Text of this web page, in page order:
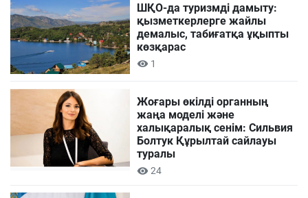
ШҚО-да туризмді дамыту:
қызметкерлерге жайлы
демалыс, табиғатқа ұқыпты
көзқарас
1
Жоғары өкілді органның
жаңа моделі және
халықаралық сенім: Сильвия
Болтук Құрылтай сайлауы
туралы
24